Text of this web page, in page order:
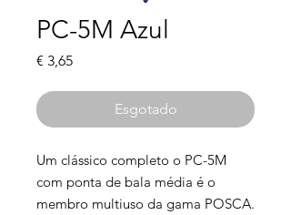
PC-5M Azul
€ 3,65Preço
Esgotado
Um clássico completo o PC-5M
com ponta de bala média é o
membro multiuso da gama POSCA.